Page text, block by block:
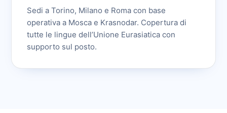
Sedi a Torino, Milano e Roma con base
operativa a Mosca e Krasnodar. Copertura di
tutte le lingue dell’Unione Eurasiatica con
supporto sul posto.